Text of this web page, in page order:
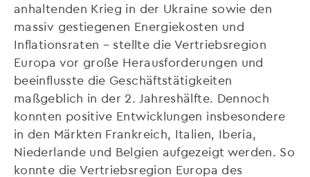
anhaltenden Krieg in der Ukraine sowie den
massiv gestiegenen Energiekosten und
Inflationsraten – stellte die Vertriebsregion
Europa vor große Herausforderungen und
beeinflusste die Geschäftstätigkeiten
maßgeblich in der 2. Jahreshälfte. Dennoch
konnten positive Entwicklungen insbesondere
in den Märkten Frankreich, Italien, Iberia,
Niederlande und Belgien aufgezeigt werden. So
konnte die Vertriebsregion Europa des